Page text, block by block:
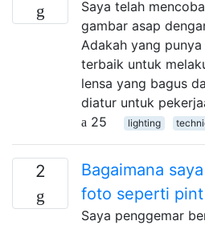
Saya telah
gambar asap
Adakah yang
terbaik untuk
lensa yang bagus
diatur untuk
25
lighting
2
Bagaimana
foto seperti pint
Saya penggemar